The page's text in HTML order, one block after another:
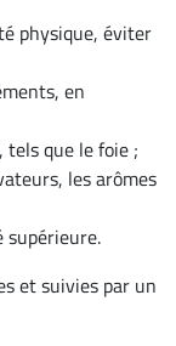
physique, éviter
en
que le foie ;
les arômes
supérieure.
et suivies par un